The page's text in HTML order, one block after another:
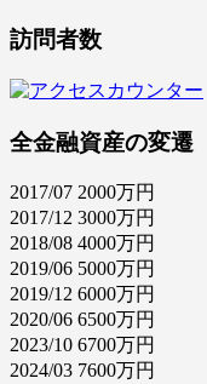
訪問者数
全金融資産の変遷
2017/07 2000万円
2017/12 3000万円
2018/08 4000万円
2019/06 5000万円
2019/12 6000万円
2020/06 6500万円
2023/10 6700万円
2024/03 7600万円